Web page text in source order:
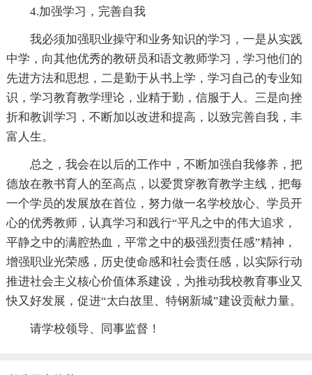
4.加强学习，完善自我
我必须加强职业操守和业务知识的学习，一是从实践
中学，向其他优秀的教研员和语文教师学习，学习他们的
先进方法和思想，二是勤于从书上学，学习自己的专业知
识，学习教育教学理论，业精于勤，信服于人。三是向挫
折和教训学习，不断加以改进和提高，以致完善自我，丰
富人生。
总之，我会在以后的工作中，不断加强自我修养，把
德放在教书育人的至高点，以爱贯穿教育教学主线，把每
一个学员的发展放在首位，努力做一名学校放心、学员开
心的优秀教师，认真学习和践行“平凡之中的伟大追求，
平静之中的满腔热血，平常之中的极强烈责任感”精神，
增强职业光荣感，历史使命感和社会责任感，以实际行动
推进社会主义核心价值体系建设，为推动我校教育事业又
快又好发展，促进“太白故里、特钢新城”建设贡献力量。
请学校领导、同事监督！